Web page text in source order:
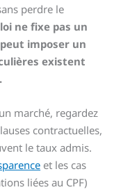
perdre le
ne fixe pas un
imposer un
existent
marché, regardez
contractuelles,
le taux admis.
et les cas
liées au CPF)